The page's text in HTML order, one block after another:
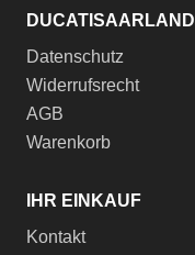
DUCATISAARLAND
Datenschutz
Widerrufsrecht
AGB
Warenkorb
IHR EINKAUF
Kontakt